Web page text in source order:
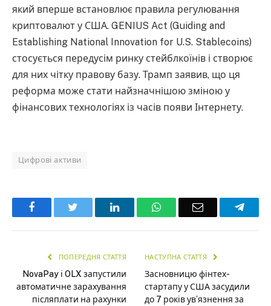
який вперше встановлює правила регулювання
криптовалют у США. GENIUS Act (Guiding and
Establishing National Innovation for U.S. Stablecoins)
стосується передусім ринку стейблкоїнів і створює
для них чітку правову базу. Трамп заявив, що ця
реформа може стати найзначнішою зміною у
фінансових технологіях із часів появи Інтернету.
Цифрові активи
Facebook LinkedInWhatsAppEmail
ПОПЕРЕДНЯ СТАТТЯ
NovaPay і OLX запустили
автоматичне зарахування
післяплати на рахунки
НАСТУПНА СТАТТЯ
Засновницю фінтех-
стартапу у США засудили
до 7 років ув’язнення за